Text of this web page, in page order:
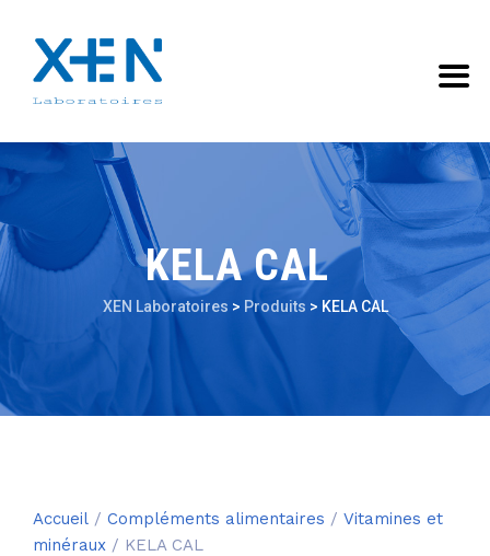
KELA CAL
XEN Laboratoires > Produits > KELA CAL
Accueil / Compléments alimentaires / Vitamines et
minéraux / KELA CAL